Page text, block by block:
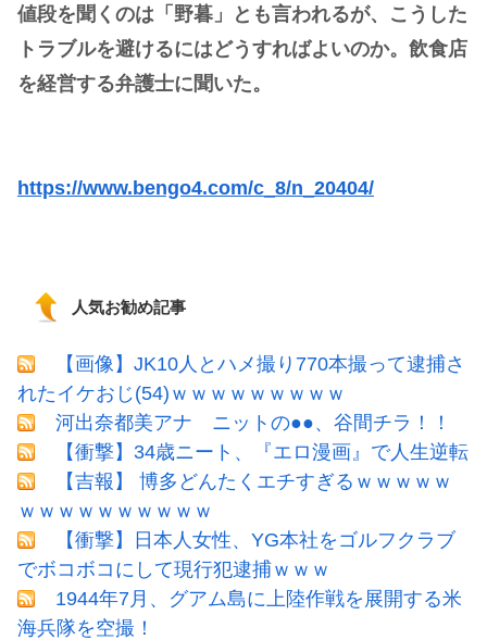
値段を聞くのは「野暮」とも言われるが、こうした
トラブルを避けるにはどうすればよいのか。飲食店
を経営する弁護士に聞いた。
https://www.bengo4.com/c_8/n_20404/
人気お勧め記事
【画像】JK10人とハメ撮り770本撮って逮捕さ
れたイケおじ(54)ｗｗｗｗｗｗｗｗｗ
河出奈都美アナ ニットの●●、谷間チラ！！
【衝撃】34歳ニート、『エロ漫画』で人生逆転
【吉報】 博多どんたくエチすぎるｗｗｗｗｗ
ｗｗｗｗｗｗｗｗｗｗ
【衝撃】日本人女性、YG本社をゴルフクラブ
でボコボコにして現行犯逮捕ｗｗｗ
1944年7月、グアム島に上陸作戦を展開する米
海兵隊を空撮！